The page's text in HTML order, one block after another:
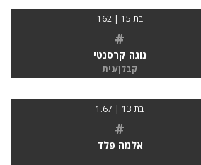
בת 15 | 162
#
נוגה קרסנטי
קבלן/נית
בת 13 | 1.67
#
אלמה פלד